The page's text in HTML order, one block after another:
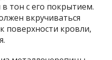
тон с его покрытием.
вкручиваться
поверхности кровли,